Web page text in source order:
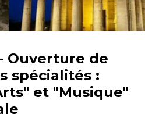
Ouverture de
spécialités :
et "Musique"